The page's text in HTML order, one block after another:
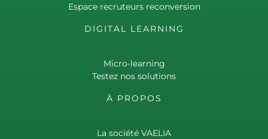
Espace recruteurs reconversion
DIGITAL LEARNING
Micro-learning
Testez nos solutions
À PROPOS
La société VAELIA